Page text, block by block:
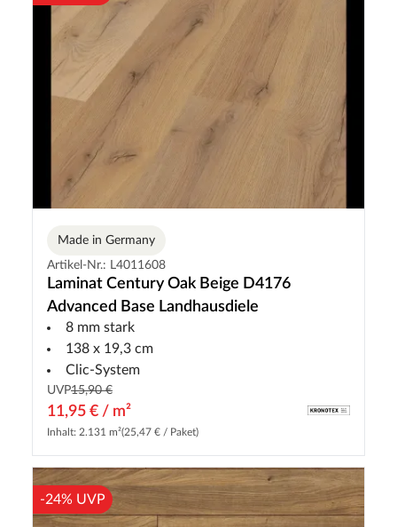
Made in Germany
Artikel-Nr.: L4011608
Laminat Century Oak Beige D4176
Advanced Base Landhausdiele
8 mm stark
138 x 19,3 cm
Clic-System
UVP15,90 €
11,95 € / m²
Inhalt: 2.131 m²(25,47 € / Paket)
-24% UVP